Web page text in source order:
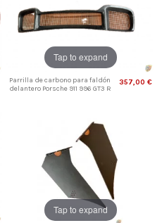
Tap to expand
Parrilla de carbono para faldón
delantero Porsche 911 996 GT3 R
357,00 €
Tap to expand